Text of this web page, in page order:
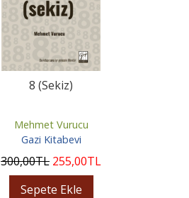
8 (Sekiz)
Mehmet Vurucu
Gazi Kitabevi
300,00TL 255,00TL
Sepete Ekle